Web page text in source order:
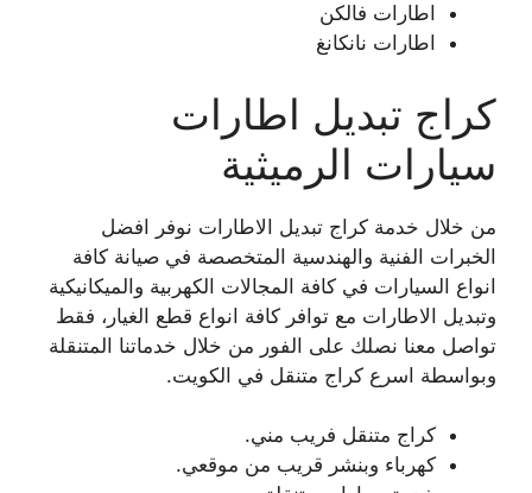
اطارات فالكن
اطارات نانكانغ
كراج تبديل اطارات
سيارات الرميثية
من خلال خدمة كراج تبديل الاطارات نوفر افضل
الخبرات الفنية والهندسية المتخصصة في صيانة كافة
انواع السيارات في كافة المجالات الكهربية والميكانيكية
وتبديل الاطارات مع توافر كافة انواع قطع الغيار، فقط
تواصل معنا نصلك على الفور من خلال خدماتنا المتنقلة
وبواسطة اسرع كراج متنقل في الكويت.
كراج متنقل فريب مني.
كهرباء وبنشر قريب من موقعي.